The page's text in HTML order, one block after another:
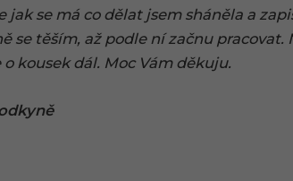
jak se má co dělat jsem sháněla a
se těším, až podle ní začnu
kousek dál. Moc Vám děkuju.